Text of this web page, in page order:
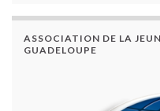
ASSOCIATION DE LA
GUADELOUPE